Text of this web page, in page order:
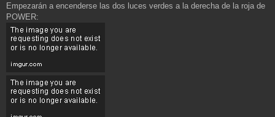
Empezarán a encenderse las dos luces verdes a la derecha de la roja de
POWER: